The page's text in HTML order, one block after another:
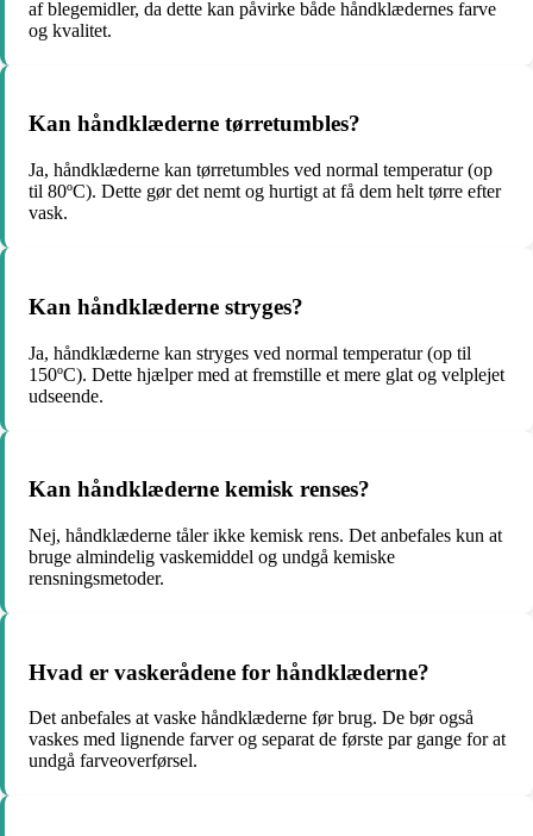
af blegemidler, da dette kan påvirke både håndklædernes farve
og kvalitet.
Kan håndklæderne tørretumbles?
Ja, håndklæderne kan tørretumbles ved normal temperatur (op
til 80ºC). Dette gør det nemt og hurtigt at få dem helt tørre efter
vask.
Kan håndklæderne stryges?
Ja, håndklæderne kan stryges ved normal temperatur (op til
150ºC). Dette hjælper med at fremstille et mere glat og velplejet
udseende.
Kan håndklæderne kemisk renses?
Nej, håndklæderne tåler ikke kemisk rens. Det anbefales kun at
bruge almindelig vaskemiddel og undgå kemiske
rensningsmetoder.
Hvad er vaskerådene for håndklæderne?
Det anbefales at vaske håndklæderne før brug. De bør også
vaskes med lignende farver og separat de første par gange for at
undgå farveoverførsel.